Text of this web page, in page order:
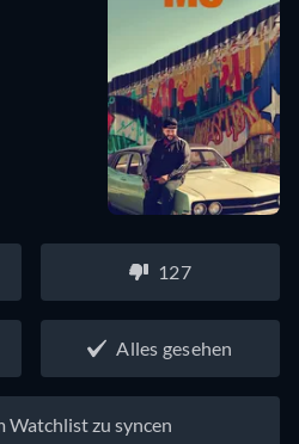
127
Alles gesehen
Watchlist zu syncen